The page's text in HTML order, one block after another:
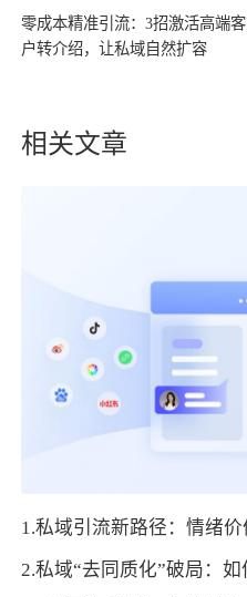
零成本精准引流：3招激活高端客
户转介绍，让私域自然扩容
相关文章